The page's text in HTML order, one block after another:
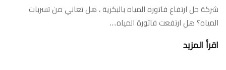
شركة حل ارتفاع فاتوره المياه بالبكرية ، هل تعاني من تسربات
المياه؟ هل ارتفعت فاتورة المياه…
اقرأ المزيد